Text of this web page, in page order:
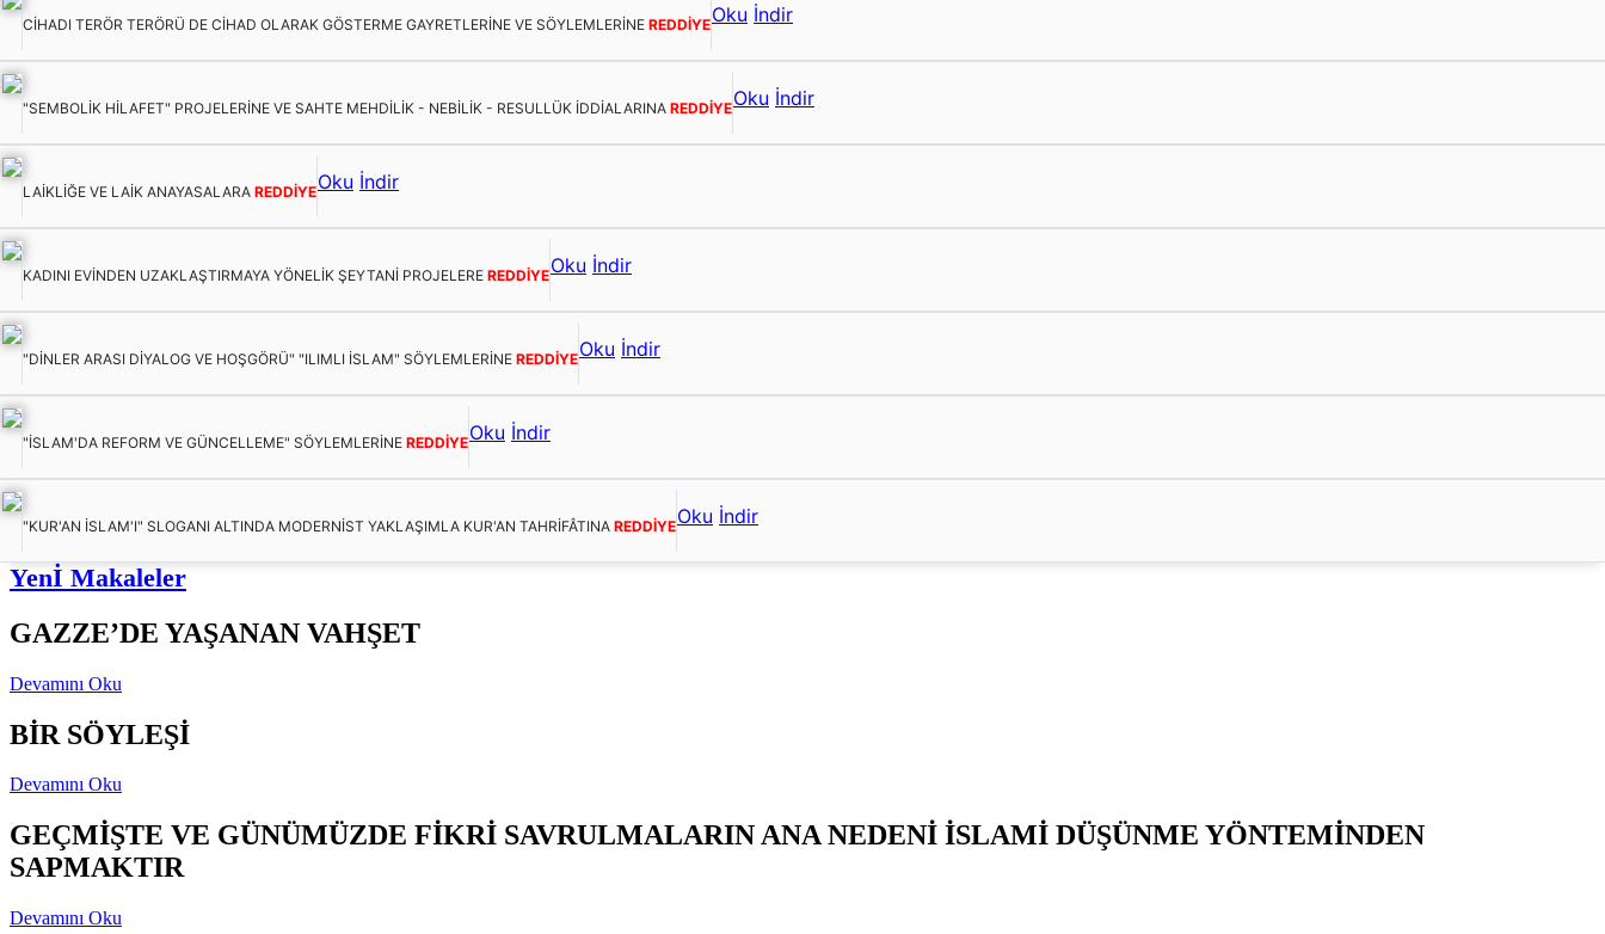
CİHADI TERÖR TERÖRÜ DE CİHAD OLARAK GÖSTERME GAYRETLERİNE VE SÖYLEMLERİNE REDDİYEOku İndir
"SEMBOLİK HİLAFET" PROJELERİNE VE SAHTE MEHDİLİK - NEBİLİK - RESULLÜK İDDİALARINA REDDİYEOku İndir
LAİKLİĞE VE LAİK ANAYASALARA REDDİYEOku İndir
KADINI EVİNDEN UZAKLAŞTIRMAYA YÖNELİK ŞEYTANİ PROJELERE REDDİYEOku İndir
"DİNLER ARASI DİYALOG VE HOŞGÖRÜ" "ILIMLI İSLAM" SÖYLEMLERİNE REDDİYEOku İndir
"İSLAM'DA REFORM VE GÜNCELLEME" SÖYLEMLERİNE REDDİYEOku İndir
"KUR'AN İSLAM'I" SLOGANI ALTINDA MODERNİST YAKLAŞIMLA KUR'AN TAHRİFÂTINA REDDİYEOku İndir
Yenİ Makaleler
GAZZE’DE YAŞANAN VAHŞET
Devamını Oku
BİR SÖYLEŞİ
Devamını Oku
GEÇMİŞTE VE GÜNÜMÜZDE FİKRİ SAVRULMALARIN ANA NEDENİ İSLAMİ DÜŞÜNME YÖNTEMİNDEN
SAPMAKTIR
Devamını Oku